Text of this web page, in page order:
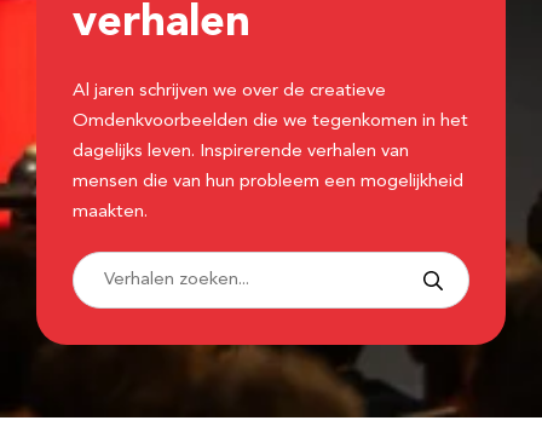
verhalen
Al jaren schrijven we over de creatieve
Omdenkvoorbeelden die we tegenkomen in het
dagelijks leven. Inspirerende verhalen van
mensen die van hun probleem een mogelijkheid
maakten.